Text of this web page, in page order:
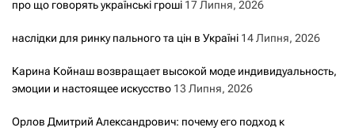
про що говорять українські гроші 17 Липня, 2026
наслідки для ринку пального та цін в Україні 14 Липня, 2026
Карина Койнаш возвращает высокой моде индивидуальность,
эмоции и настоящее искусство 13 Липня, 2026
Орлов Дмитрий Александрович: почему его подход к